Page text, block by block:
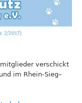
verschickt
im Rhein-Sieg–